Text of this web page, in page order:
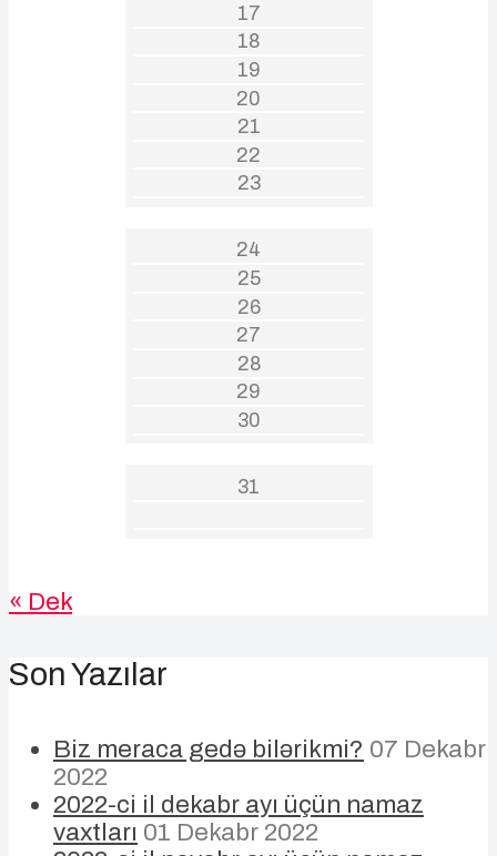
17
18
19
20
21
22
23
24
25
26
27
28
29
30
31
« Dek
Son Yazılar
Biz meraca gedə bilərikmi? 07 Dekabr
2022
2022-ci il dekabr ayı üçün namaz
vaxtları 01 Dekabr 2022